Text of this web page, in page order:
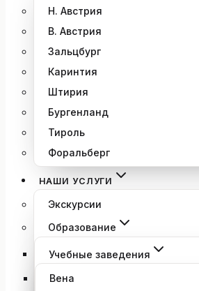
Н. Австрия
В. Австрия
Зальцбург
Каринтия
Штирия
Бургенланд
Тироль
Форальберг
НАШИ УСЛУГИ
Экскурсии
Образование
Учебные заведения
Вена